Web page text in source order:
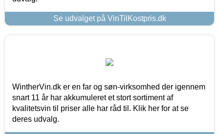
Se udvalget på VinTilKostpris.dk
WintherVin.dk er en far og søn-virksomhed der igennem
snart 11 år har akkumuleret et stort sortiment af
kvalitetsvin til priser alle har råd til. Klik her for at se
deres udvalg.